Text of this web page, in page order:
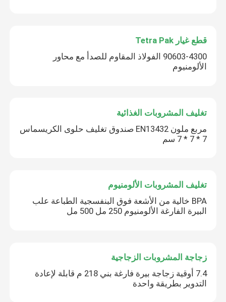
قطع غيار Tetra Pak
90603-4300 الفولاذ المقاوم للصدأ مع محاور
الألومنيوم
تغليف المشروبات الغذائية
مربع ملون EN13432 صندوق تغليف حلوى الكريسماس
7 * 7 * 7 سم
تغليف المشروبات الألومنيوم
BPA خالية من الأشعة فوق البنفسجية الطباعة علب
البيرة الفارغة الألومنيوم 250 مل 500 مل
زجاجة المشروبات الزجاجية
7.4 أوقية زجاجة بيرة فارغة بني 218 م قابلة لإعادة
التدوير بطريقة واحدة